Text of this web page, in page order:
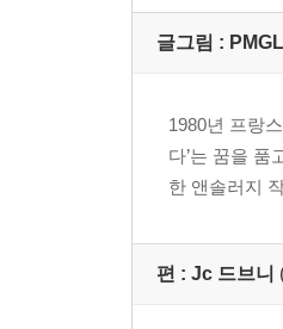
글그림 : PMGL
1980년 프랑
다’는 꿈을
한 앤솔러지
편 : Jc 드브니